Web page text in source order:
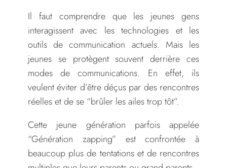
Il faut comprendre que les jeunes gens
interagissent avec les technologies et les
outils de communication actuels. Mais les
jeunes se protègent souvent derrière ces
modes de communications. En effet, ils
veulent éviter d’être déçus par des rencontres
réelles et de se “brûler les ailes trop tôt”.
Cette jeune génération parfois appelée
“Génération zapping” est confrontée à
beaucoup plus de tentations et de rencontres